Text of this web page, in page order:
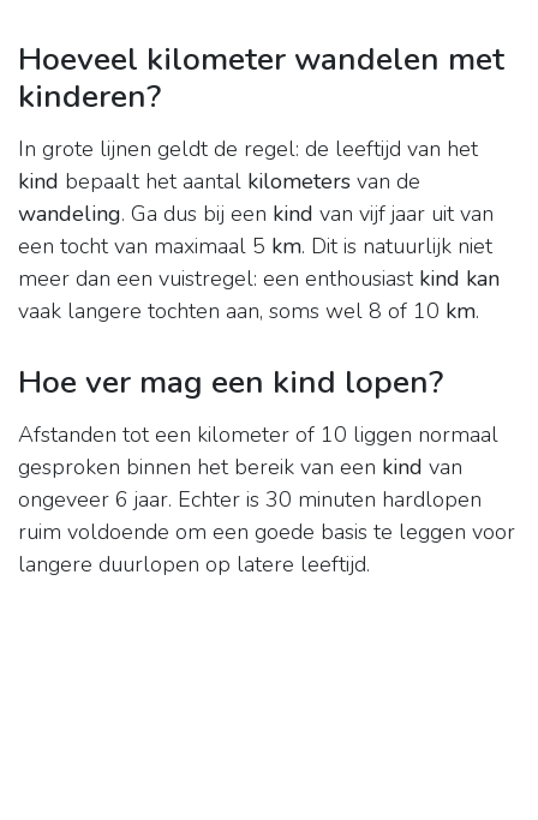
Hoeveel kilometer wandelen met
kinderen?
In grote lijnen geldt de regel: de leeftijd van het
kind bepaalt het aantal kilometers van de
wandeling. Ga dus bij een kind van vijf jaar uit van
een tocht van maximaal 5 km. Dit is natuurlijk niet
meer dan een vuistregel: een enthousiast kind kan
vaak langere tochten aan, soms wel 8 of 10 km.
Hoe ver mag een kind lopen?
Afstanden tot een kilometer of 10 liggen normaal
gesproken binnen het bereik van een kind van
ongeveer 6 jaar. Echter is 30 minuten hardlopen
ruim voldoende om een goede basis te leggen voor
langere duurlopen op latere leeftijd.